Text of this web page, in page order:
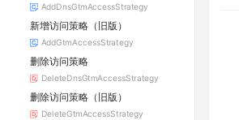
AddDnsGtmAccessStrategy
新增访问策略（旧版）
AddGtmAccessStrategy
删除访问策略
DeleteDnsGtmAccessStrategy
删除访问策略（旧版）
DeleteGtmAccessStrategy